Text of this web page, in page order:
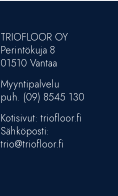
TRIOFLOOR OY
Perintökuja 8
01510 Vantaa
Myyntipalvelu
puh. (09) 8545 130
Kotisivut: triofloor.fi
Sähköposti:
trio@triofloor.fi